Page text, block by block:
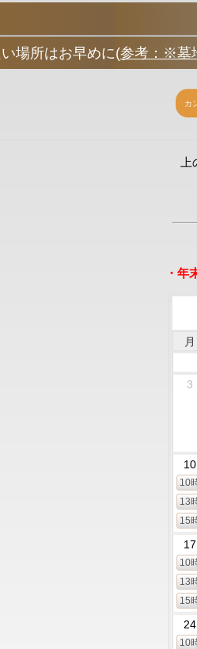
場所はお早めに(参考：※墓
・年
月
3
10
10
13
15
17
10
13
15
24
10